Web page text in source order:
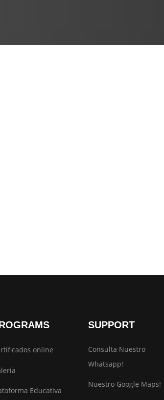
online
Educativa
SUPPORT
Consulta Nuestro
Whatsapp!
Nuestro Google Maps!